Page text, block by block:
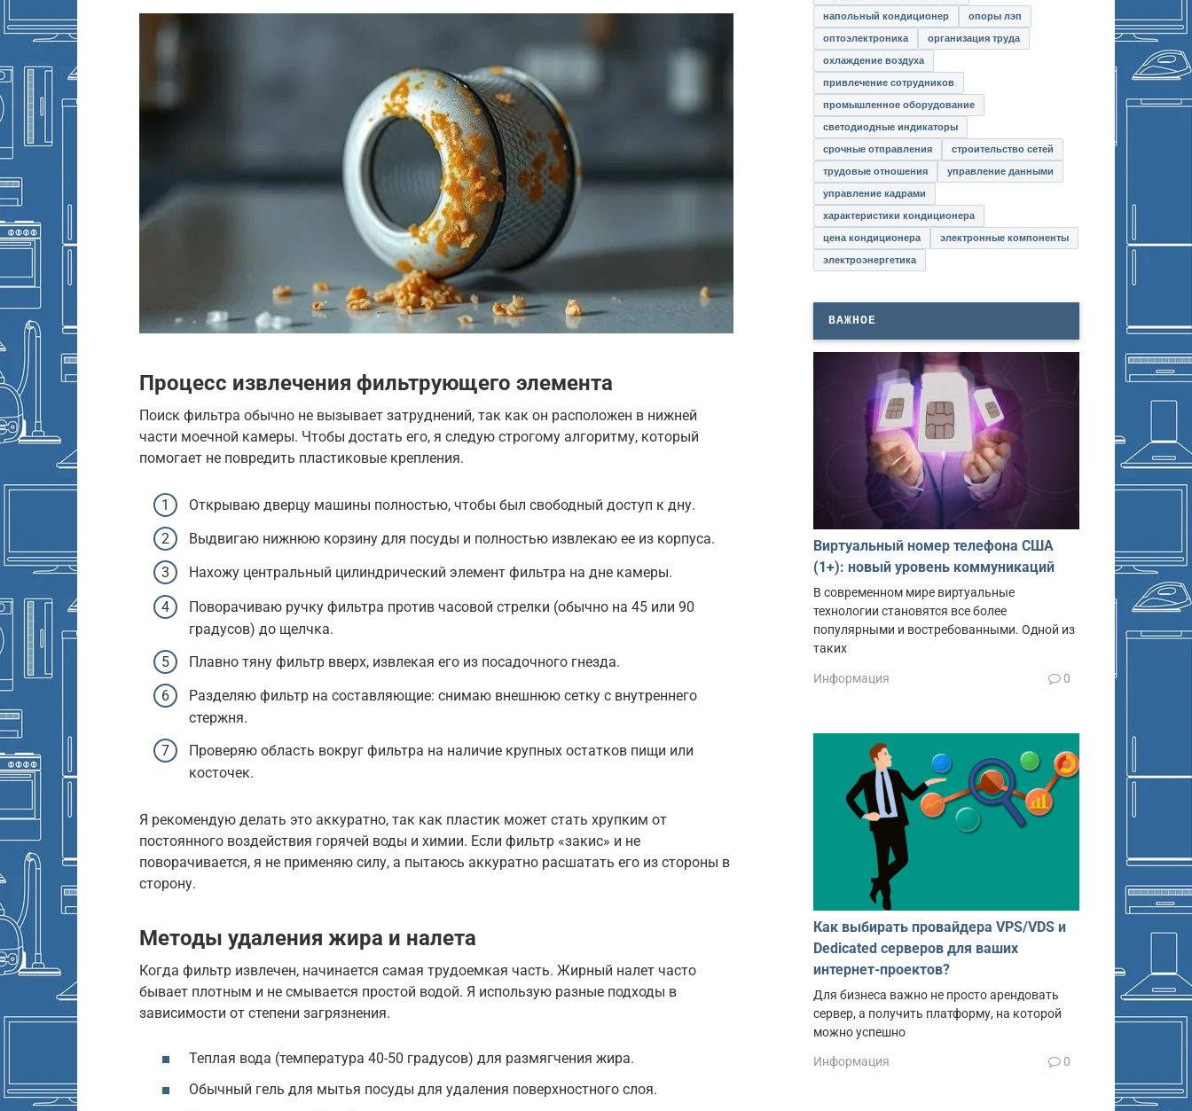
Процесс извлечения фильтрующего элемента
Поиск фильтра обычно не вызывает затруднений, так как он расположен в нижней
части моечной камеры. Чтобы достать его, я следую строгому алгоритму, который
помогает не повредить пластиковые крепления.
Открываю дверцу машины полностью, чтобы был свободный доступ к дну.
Выдвигаю нижнюю корзину для посуды и полностью извлекаю ее из корпуса.
Нахожу центральный цилиндрический элемент фильтра на дне камеры.
Поворачиваю ручку фильтра против часовой стрелки (обычно на 45 или 90
градусов) до щелчка.
Плавно тяну фильтр вверх, извлекая его из посадочного гнезда.
Разделяю фильтр на составляющие: снимаю внешнюю сетку с внутреннего
стержня.
Проверяю область вокруг фильтра на наличие крупных остатков пищи или
косточек.
Я рекомендую делать это аккуратно, так как пластик может стать хрупким от
постоянного воздействия горячей воды и химии. Если фильтр «закис» и не
поворачивается, я не применяю силу, а пытаюсь аккуратно расшатать его из стороны в
сторону.
Методы удаления жира и налета
Когда фильтр извлечен, начинается самая трудоемкая часть. Жирный налет часто
бывает плотным и не смывается простой водой. Я использую разные подходы в
зависимости от степени загрязнения.
Теплая вода (температура 40-50 градусов) для размягчения жира.
Обычный гель для мытья посуды для удаления поверхностного слоя.
напольный кондиционер опоры лэп
оптоэлектроника организация труда
охлаждение воздуха
привлечение сотрудников
промышленное оборудование
светодиодные индикаторы
срочные отправления строительство сетей
трудовые отношения управление данными
управление кадрами
характеристики кондиционера
цена кондиционера электронные компоненты
электроэнергетика
ВАЖНОЕ
Виртуальный номер телефона США
(1+): новый уровень коммуникаций
В современном мире виртуальные
технологии становятся все более
популярными и востребованными. Одной из
таких
Информация 0
Как выбирать провайдера VPS/VDS и
Dedicated серверов для ваших
интернет-проектов?
Для бизнеса важно не просто арендовать
сервер, а получить платформу, на которой
можно успешно
Информация 0